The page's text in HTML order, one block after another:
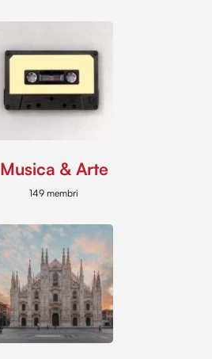
Musica & Arte
149 membri